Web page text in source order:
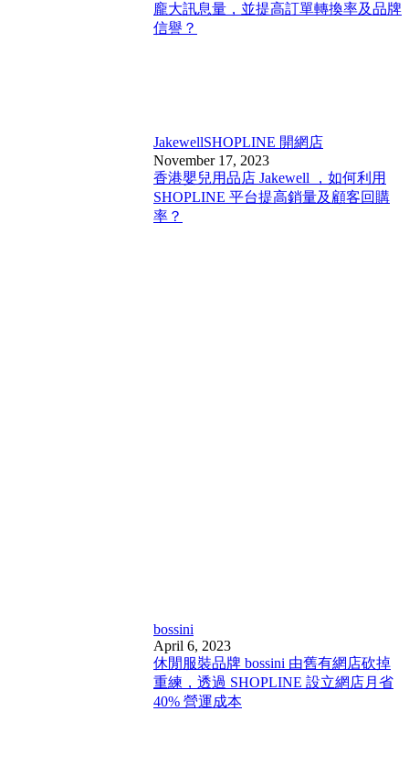
龐大訊息量，並提高訂單轉換率及品牌
信譽？
JakewellSHOPLINE 開網店
November 17, 2023
香港嬰兒用品店 Jakewell ，如何利用
SHOPLINE 平台提高銷量及顧客回購
率？
bossini
April 6, 2023
休閒服裝品牌 bossini 由舊有網店砍掉
重練，透過 SHOPLINE 設立網店月省
40% 營運成本